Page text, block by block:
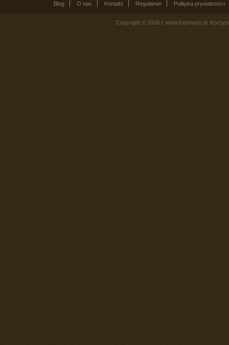
Blog O nas Kontakt Regulamin Polityka prywatności
Copyright © 2026 r. www.fotomody.pl.